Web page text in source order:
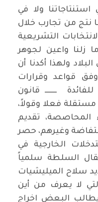
ولا في
نتج من تجارب خلال
التشريعية
زلنا واعين لجوهر
ولهذا أكدنا أن
قواعد وقرارات
ــــــــ قانون
مستقلة فعلا وقولاً،
المحاصصة، تقديم
وغيرهم، حصر
الخارجية في
السلطة سلمياً
سلاح الميليشيات
لا يعرف من أين
البعض اخراج